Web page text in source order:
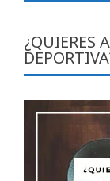
¿QUIERES